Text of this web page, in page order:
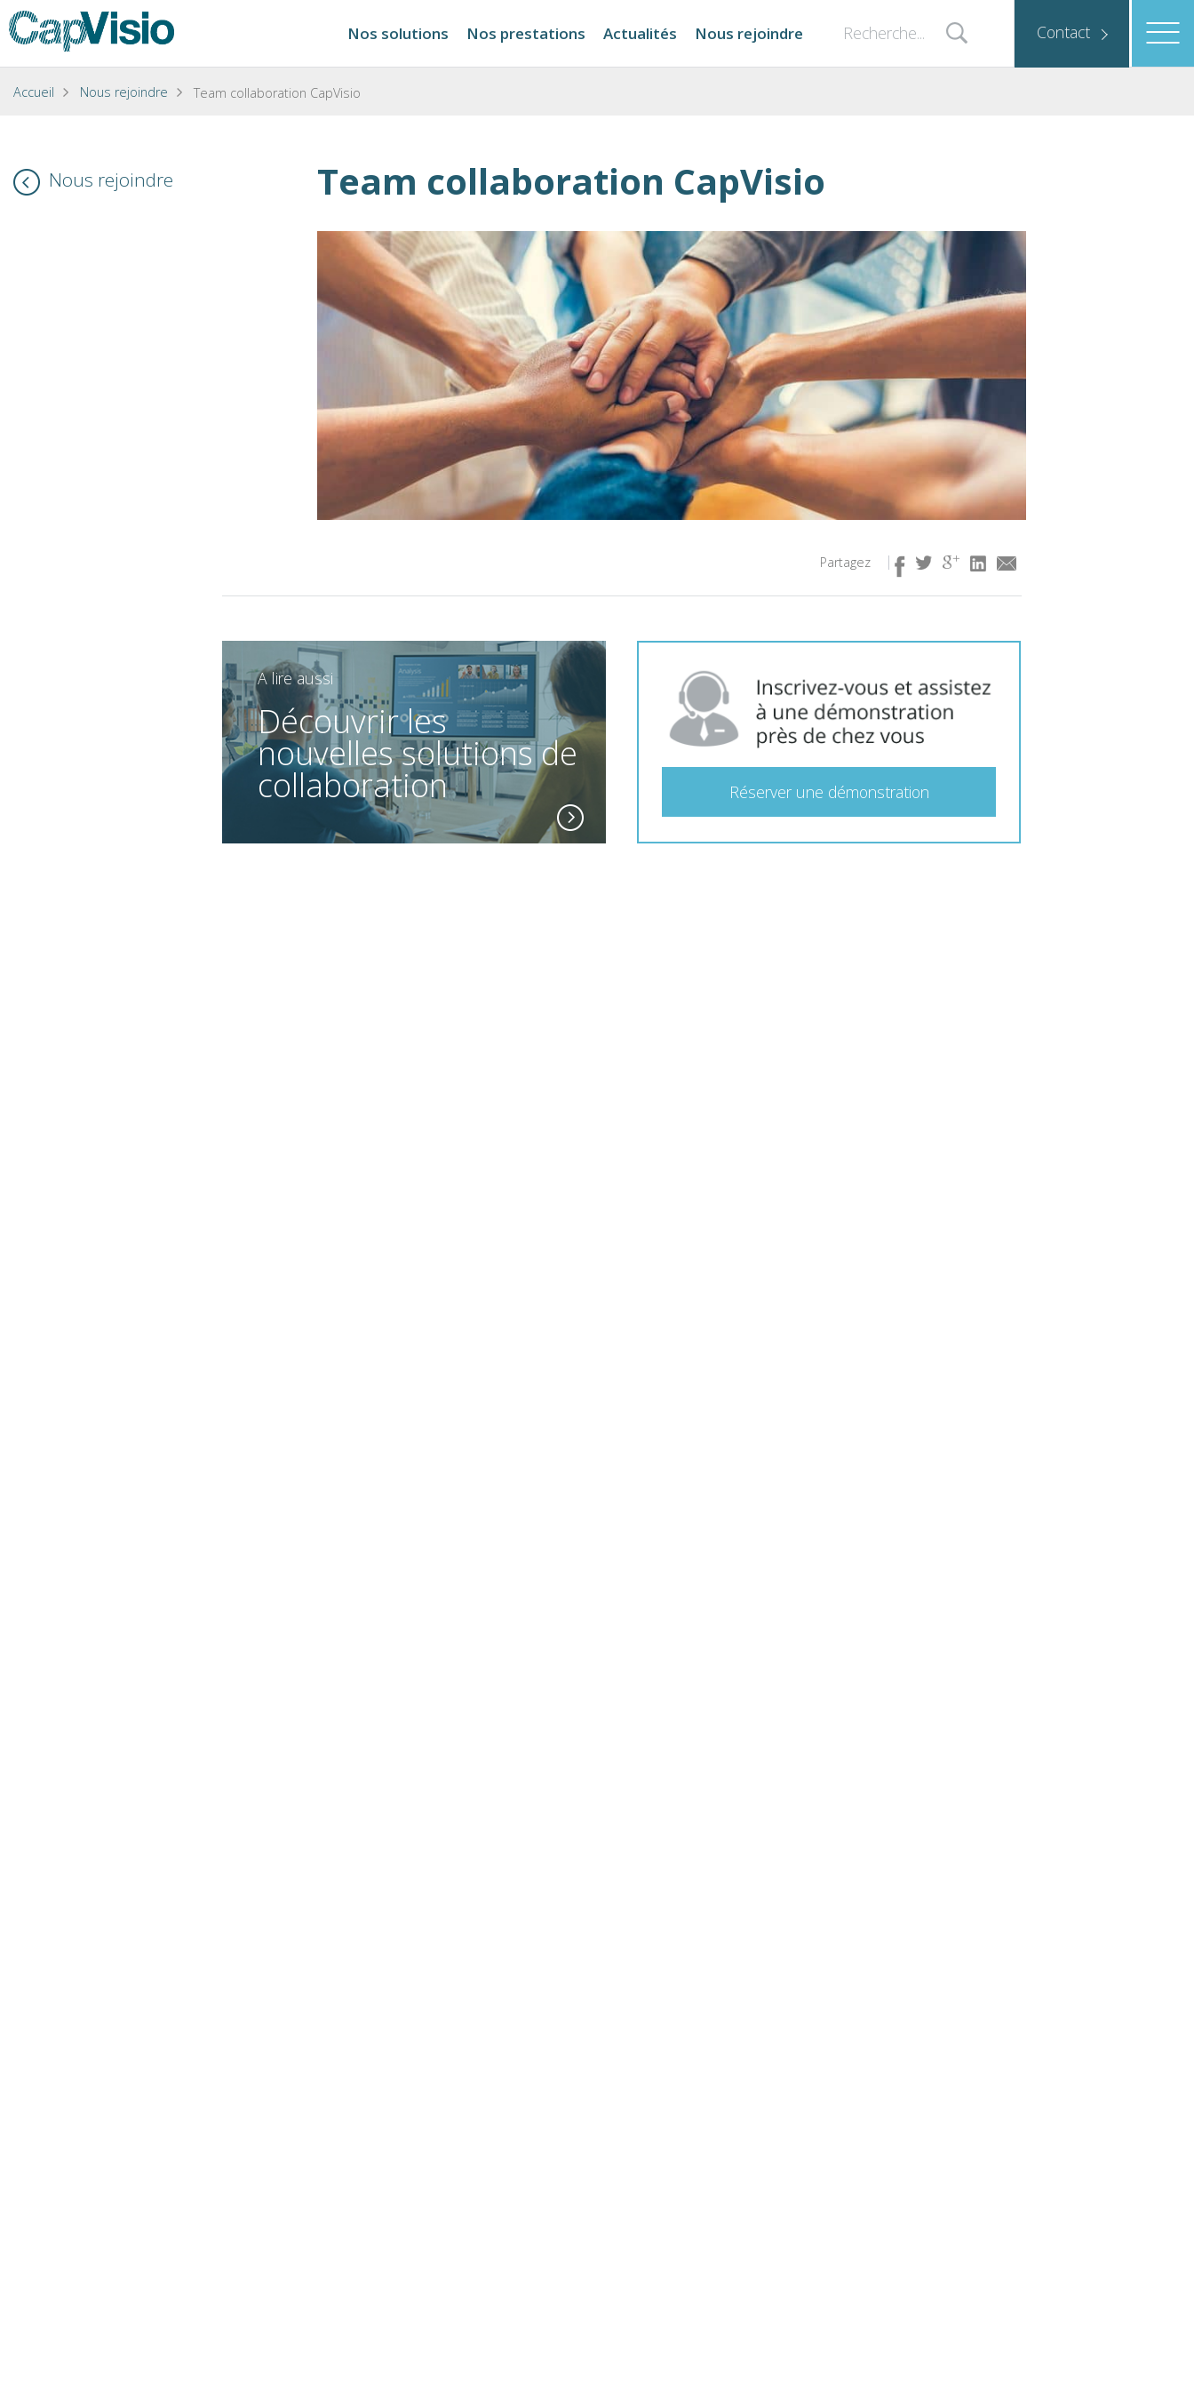
Nos solutions Nos prestations Actualités Nous rejoindre Contact
Accueil Nous rejoindre Team collaboration CapVisio
Nous rejoindre Team collaboration CapVisio
Partagez
A lire aussi
Découvrir les
nouvelles solutions de
collaboration Réserver une démonstration